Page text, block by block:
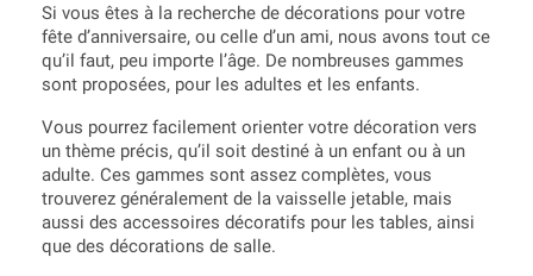
Si vous êtes à la recherche de décorations pour votre
fête d’anniversaire, ou celle d’un ami, nous avons tout ce
qu’il faut, peu importe l’âge. De nombreuses gammes
sont proposées, pour les adultes et les enfants.
Vous pourrez facilement orienter votre décoration vers
un thème précis, qu’il soit destiné à un enfant ou à un
adulte. Ces gammes sont assez complètes, vous
trouverez généralement de la vaisselle jetable, mais
aussi des accessoires décoratifs pour les tables, ainsi
que des décorations de salle.